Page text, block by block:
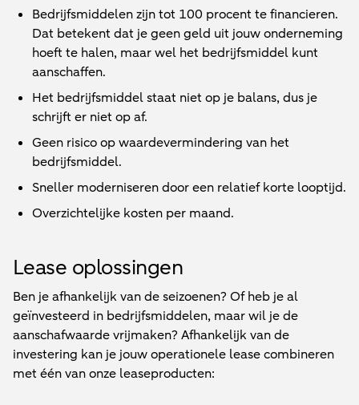
Bedrijfsmiddelen zijn tot 100 procent te financieren.
Dat betekent dat je geen geld uit jouw onderneming
hoeft te halen, maar wel het bedrijfsmiddel kunt
aanschaffen.
Het bedrijfsmiddel staat niet op je balans, dus je
schrijft er niet op af.
Geen risico op waardevermindering van het
bedrijfsmiddel.
Sneller moderniseren door een relatief korte looptijd.
Overzichtelijke kosten per maand.
Lease oplossingen
Ben je afhankelijk van de seizoenen? Of heb je al
geïnvesteerd in bedrijfsmiddelen, maar wil je de
aanschafwaarde vrijmaken? Afhankelijk van de
investering kan je jouw operationele lease combineren
met één van onze leaseproducten: